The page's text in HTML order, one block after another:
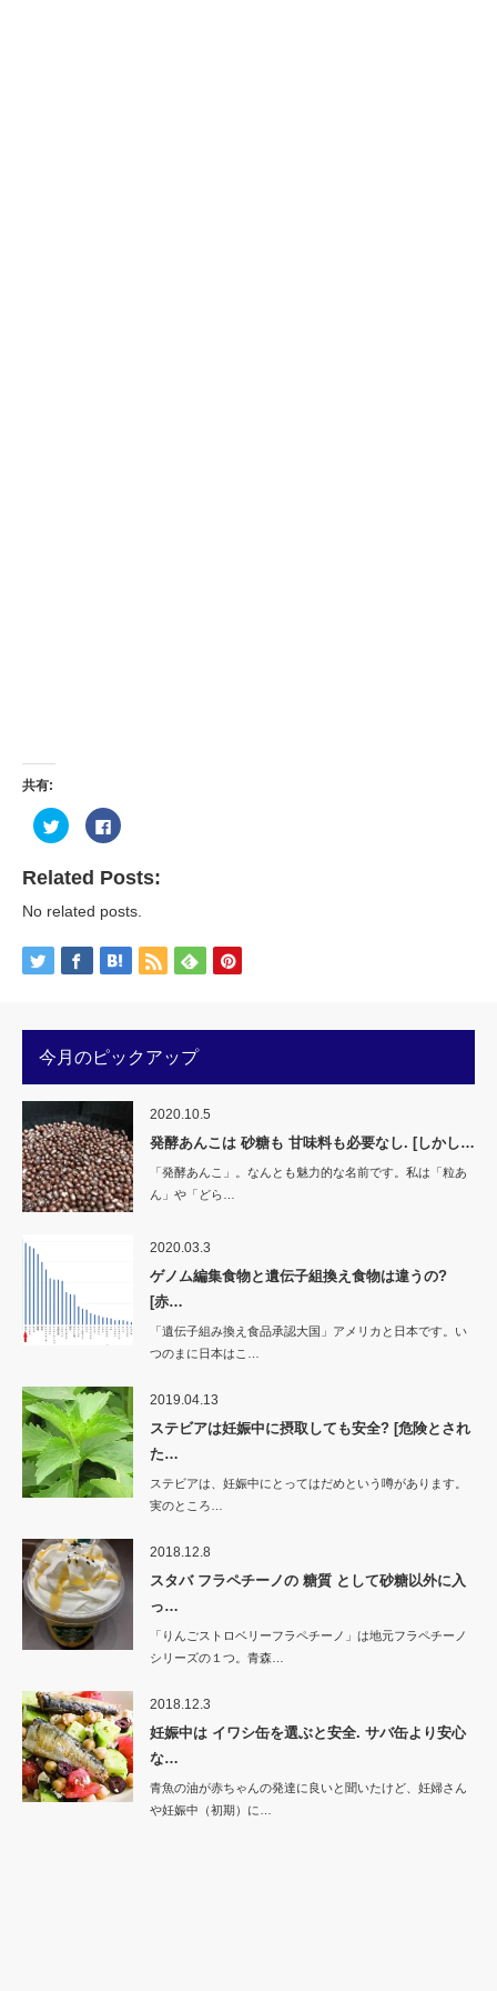
共有:
ク
リ
し
て
Twitter
で
(新
ド
ウ
で
き
ま
す)
Facebook
で
す
る
は
ッ
ク
さ
(新
い
ウ
ン
ド
ウ
で
開
き
ま
Related Posts:
No related posts.
今月のピックアップ
2020.10.5
発酵あんこは 砂糖も 甘味料も必要なし. [しかし…
「発酵あんこ」。なんとも魅力的な名前です。私は「粒あ
ん」や「どら…
2020.03.3
ゲノム編集食物と遺伝子組換え食物は違うの?
[赤…
「遺伝子組み換え食品承認大国」アメリカと日本です。い
つのまに日本はこ…
2019.04.13
ステビアは妊娠中に摂取しても安全? [危険とされ
た…
ステビアは、妊娠中にとってはだめという噂があります。
実のところ…
2018.12.8
スタバ フラペチーノの 糖質 として砂糖以外に入
っ…
「りんごストロベリーフラペチーノ」は地元フラペチーノ
シリーズの１つ。青森…
2018.12.3
妊娠中は イワシ缶を選ぶと安全. サバ缶より安心
な…
青魚の油が赤ちゃんの発達に良いと聞いたけど、妊婦さん
や妊娠中（初期）に…